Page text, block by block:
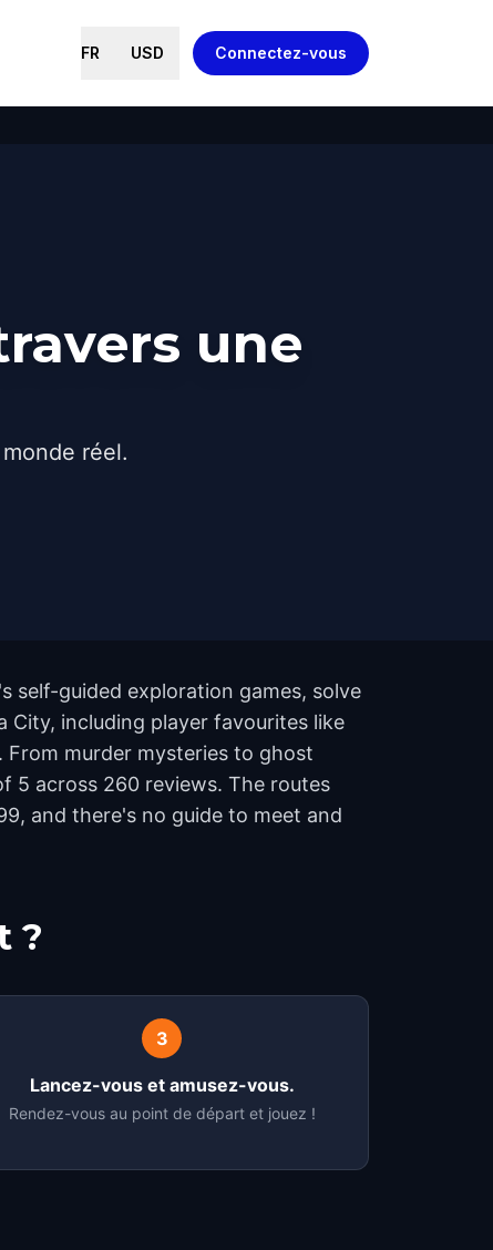
FR USD Connectez-vous
une
réel.
self-guided exploration games, solve
City, including player favourites like
From murder mysteries to ghost
5 across 260 reviews. The routes
and there's no guide to meet and
?
3
Lancez-vous et amusez-vous.
Rendez-vous au point de départ et jouez !